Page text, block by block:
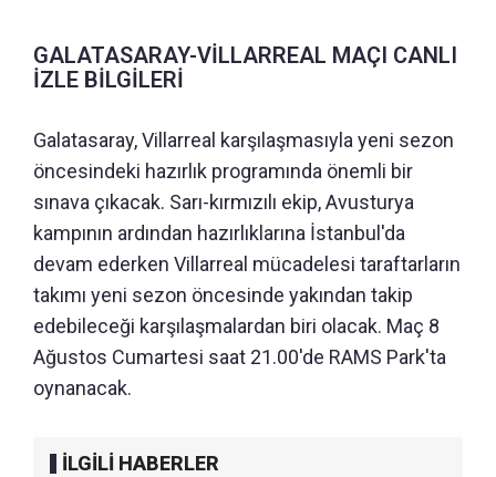
GALATASARAY-VİLLARREAL MAÇI CANLI
İZLE BİLGİLERİ
Galatasaray, Villarreal karşılaşmasıyla yeni sezon
öncesindeki hazırlık programında önemli bir
sınava çıkacak. Sarı-kırmızılı ekip, Avusturya
kampının ardından hazırlıklarına İstanbul'da
devam ederken Villarreal mücadelesi taraftarların
takımı yeni sezon öncesinde yakından takip
edebileceği karşılaşmalardan biri olacak. Maç 8
Ağustos Cumartesi saat 21.00'de RAMS Park'ta
oynanacak.
İLGİLİ HABERLER